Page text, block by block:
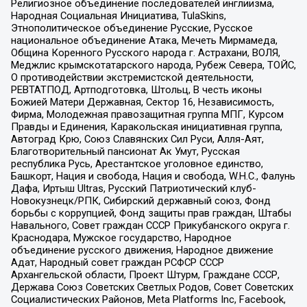
Религиозное объединение последователей инглиизма,
Народная Социальная Инициатива, TulaSkins,
Этнополитическое объединение Русские, Русское
национальное объединение Атака, Мечеть Мирмамеда,
Община Коренного Русского народа г. Астрахани, ВОЛЯ,
Меджлис крымскотатарского народа, Рубеж Севера, ТОЙС,
О противодействии экстремистской деятельности,
РЕВТАТПОД, Артподготовка, Штольц, В честь иконы
Божией Матери Державная, Сектор 16, Независимость,
Фирма, Молодежная правозащитная группа МПГ, Курсом
Правды и Единения, Каракольская инициативная группа,
Автоград Крю, Союз Славянских Сил Руси, Алля-Аят,
Благотворительный пансионат Ак Умут, Русская
республика Русь, Арестантское уголовное единство,
Башкорт, Нация и свобода, Нация и свобода, W.H.С., Фалунь
Дафа, Иртыш Ultras, Русский Патриотический клуб-
Новокузнецк/РПК, Сибирский державный союз, Фонд
борьбы с коррупцией, Фонд защиты прав граждан, Штабы
Навального, Совет граждан СССР Прикубанского округа г.
Краснодара, Мужское государство, Народное
объединение русского движения, Народное движение
Адат, Народный совет граждан РСФСР СССР
Архангельской области, Проект Штурм, Граждане СССР,
Держава Союз Советских Светлых Родов, Совет Советских
Социалистических Районов, Meta Platforms Inc, Facebook,